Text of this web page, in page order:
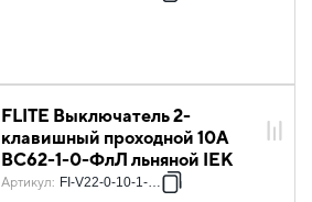
FLITE Выключатель 2-
клавишный проходной 10А
ВС62-1-0-ФлЛ льняной IEK
Артикул: FI-V22-0-10-1-K88